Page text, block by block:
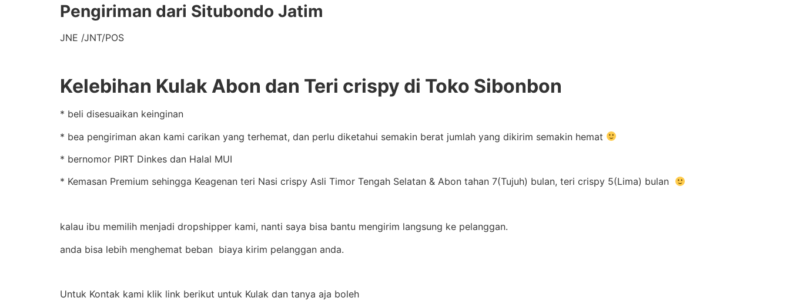
Pengiriman dari Situbondo Jatim
JNE /JNT/POS
Kelebihan Kulak Abon dan Teri crispy di Toko Sibonbon
* beli disesuaikan keinginan
* bea pengiriman akan kami carikan yang terhemat, dan perlu diketahui semakin berat jumlah yang dikirim semakin hemat
* bernomor PIRT Dinkes dan Halal MUI
* Kemasan Premium sehingga Keagenan teri Nasi crispy Asli Timor Tengah Selatan & Abon tahan 7(Tujuh) bulan, teri crispy 5(Lima) bulan
kalau ibu memilih menjadi dropshipper kami, nanti saya bisa bantu mengirim langsung ke pelanggan.
anda bisa lebih menghemat beban biaya kirim pelanggan anda.
Untuk Kontak kami klik link berikut untuk Kulak dan tanya aja boleh